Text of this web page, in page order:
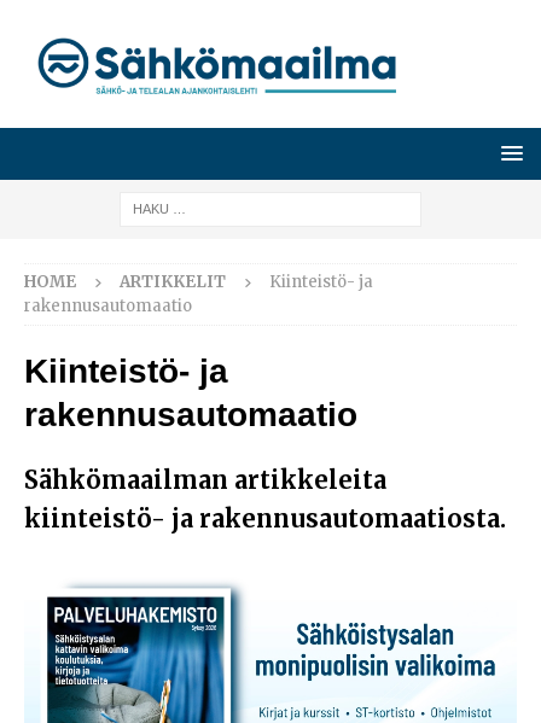
HOME ARTIKKELIT
Kiinteistö- ja
rakennusautomaatio
Kiinteistö- ja
rakennusautomaatio
Sähkömaailman artikkeleita
kiinteistö- ja rakennusautomaatiosta.